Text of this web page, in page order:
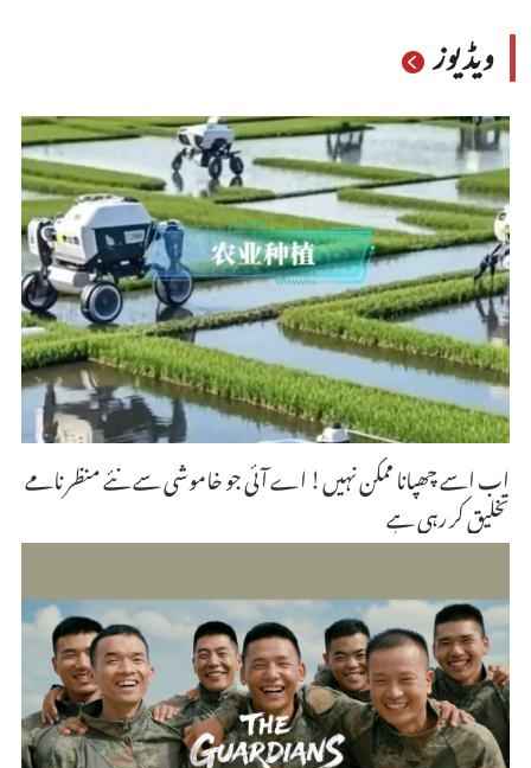
ویڈیوز
اب اسے چھپانا ممکن نہیں! اے آئی جو خاموشی سے نئے منظر نامے
تخلیق کر رہی ہے